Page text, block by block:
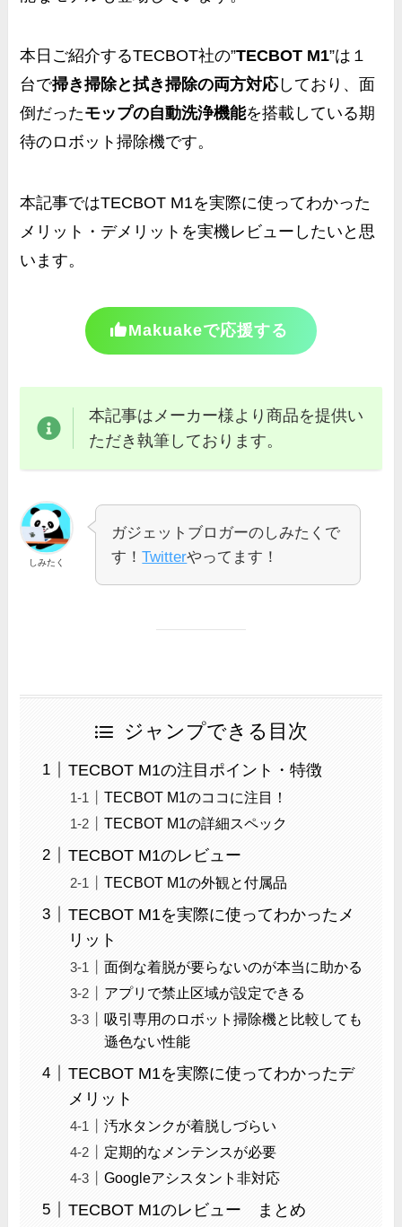
本日ご紹介するTECBOT社の”TECBOT M1”は１
台で掃き掃除と拭き掃除の両方対応しており、面
倒だったモップの自動洗浄機能を搭載している期
待のロボット掃除機です。
本記事ではTECBOT M1を実際に使ってわかった
メリット・デメリットを実機レビュー したいと思
います。
Makuakeで応援する
本記事はメーカー様より商品を提供い
ただき執筆しております。
しみたく
ガジェットブロガーのしみたくで
す！Twitterやってます！
ジャンプできる目次
TECBOT M1の注目ポイント・特徴
TECBOT M1のココに注目！
TECBOT M1の詳細スペック
TECBOT M1のレビュー
TECBOT M1の外観と付属品
TECBOT M1を実際に使ってわかったメ
リット
面倒な着脱が要らないのが本当に助かる
アプリで禁止区域が設定できる
吸引専用のロボット掃除機と比較しても
遜色ない性能
TECBOT M1を実際に使ってわかったデ
メリット
汚水タンクが着脱しづらい
定期的なメンテンスが必要
Googleアシスタント非対応
TECBOT M1のレビュー まとめ